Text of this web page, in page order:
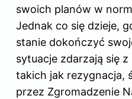
swoich planów w
Jednak co się dzieje,
stanie dokończyć
sytuacje zdarzają się
takich jak rezygnacja,
przez Zgromadzenie